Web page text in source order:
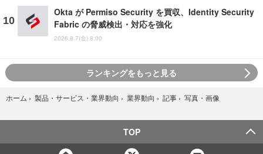
Okta が Permiso Security を買収、Identity Security
Fabric の脅威検出・対応を強化
2026.8.7(金) 8:00
ランキングをもっと見る
ホーム › 製品・サービス・業界動向 › 業界動向 › 記事 › 写真・画像
TOP